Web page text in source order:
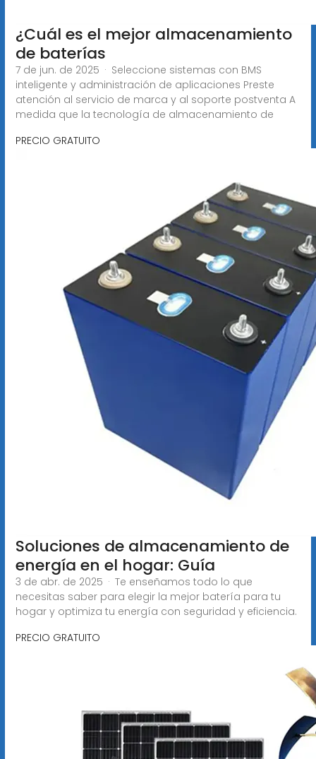
¿Cuál es el mejor almacenamiento
de baterías
7 de jun. de 2025 · Seleccione sistemas con BMS
inteligente y administración de aplicaciones Preste
atención al servicio de marca y al soporte postventa A
medida que la tecnología de almacenamiento de
PRECIO GRATUITO
Soluciones de almacenamiento de
energía en el hogar: Guía
3 de abr. de 2025 · Te enseñamos todo lo que
necesitas saber para elegir la mejor batería para tu
hogar y optimiza tu energía con seguridad y eficiencia.
PRECIO GRATUITO